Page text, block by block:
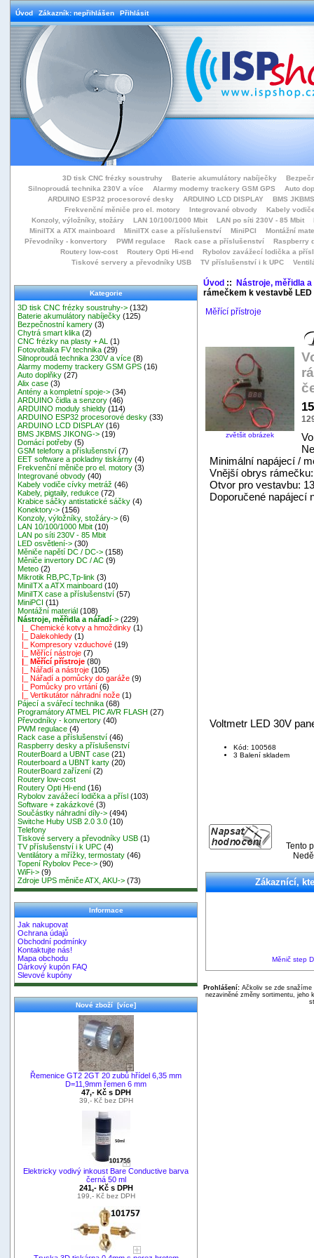
Úvod Zákazník: nepřihlášen Přihlásit
3D tisk CNC frézky soustruhy Baterie akumulátory nabíječky
Silnoproudá technika 230V a více
Alarmy modemy trackery GSM GPS
Auto
ARDUINO ESP32 procesorové desky
ARDUINO LCD DISPLAY
BMS
Frekvenční měniče pro el. motory
Integrované obvody
Kabely
Konzoly, výložníky, stožáry
LAN 10/100/1000 Mbit LAN po síti 230V - 85 Mbit
MiniITX a ATX mainboard
MiniITX case a příslušenství MiniPCI
Montážní
Převodníky - konvertory
PWM regulace Rack case a příslušenství
Raspberry
Routery low-cost
Routery Opti Hi-end
Rybolov zavážecí lodička a přísl
Tiskové servery a převodníky USB
TV příslušenství i k UPC
Kategorie
3D tisk CNC frézky soustruhy-> (132)
Baterie akumulátory nabíječky (125)
Bezpečnostní kamery (3)
Chytrá smart klika (2)
CNC frézky na plasty + AL
(1)
Fotovoltaika FV technika (29)
Silnoproudá technika 230V a více (8)
Alarmy modemy trackery GSM GPS (16)
Auto doplňky (27)
Alix case (3)
Antény a kompletní spoje-> (34)
ARDUINO čidla a senzory (46)
ARDUINO moduly shieldy (114)
ARDUINO ESP32 procesorové desky (33)
ARDUINO LCD DISPLAY (16)
BMS JKBMS JIKONG-> (19)
Domácí potřeby (5)
GSM telefony a příslušenství (7)
EET software a pokladny tiskárny (4)
Frekvenční měniče pro el. motory (3)
Integrované obvody (40)
Kabely vodiče cívky metráž (46)
Kabely, pigtaily, redukce (72)
Krabice sáčky antistatické sáčky (4)
Konektory-> (156)
Konzoly, výložníky, stožáry-> (6)
LAN 10/100/1000 Mbit (10)
LAN po síti 230V - 85 Mbit
LED osvětlení-> (30)
Měniče napětí DC / DC-> (158)
Měniče invertory DC / AC (9)
Meteo (2)
Mikrotik RB,PC,Tp-link (3)
MiniITX a ATX mainboard (10)
MiniITX case a příslušenství (57)
MiniPCI (11)
Montážní materiál (108)
Nástroje, měřidla a nářadí-> (229)
|_ Chemické kotvy a hmoždinky (1)
|_ Dalekohledy (1)
|_ Kompresory vzduchové (19)
|_ Měřící nástroje (7)
|_ Měřící přístroje (80)
|_ Nářadí a nástroje (105)
|_ Nářadí a pomůcky do garáže (9)
|_ Pomůcky pro vrtání (6)
|_ Vertikutátor náhradní nože (1)
Pájecí a svářecí technika (68)
Programátory ATMEL PIC AVR FLASH (27)
Převodníky - konvertory (40)
PWM regulace (4)
Rack case a příslušenství (46)
Raspberry desky a příslušenství
RouterBoard a UBNT case (21)
Routerboard a UBNT karty (20)
RouterBoard zařízení (2)
Routery low-cost
Routery Opti Hi-end (16)
Rybolov zavážecí lodička a přísl (103)
Software + zakázkové (3)
Součástky náhradní díly-> (494)
Switche Huby USB 2.0 3.0 (10)
Telefony
Tiskové servery a převodníky USB (1)
TV příslušenství i k UPC (4)
Ventilátory a mřížky, termostaty (46)
Topení Rybolov Pece-> (90)
WiFi-> (9)
Zdroje UPS měniče ATX, AKU-> (73)
Informace
Jak nakupovat
Ochrana údajů
Obchodní podmínky
Kontaktujte nás!
Mapa obchodu
Dárkový kupón FAQ
Slevové kupóny
Nové zboží [více]
Řemenice GT2 2GT 20 zubů hřídel 6,35 mm
D=11,9mm řemen 6 mm
47,- Kč s DPH
39,- Kč bez DPH
Elektricky vodivý inkoust Bare Conductive barva
černá 50 ml
241,- Kč s DPH
199,- Kč bez DPH
Úvod:: Nástroje, měřidla a
rámečkem k vestavbě
Měřící přístroje
zvětšit obrázek
Minimální napájecí /
Vnější obrys
Otvor pro vestavbu:
Doporučené napájecí
Voltmetr LED 30V
Kód: 100568
3 Balení skladem
Tento
Zákaznící,
Měnič step
Prohlášení:Ačkoliv se zde snažíme
nezaviněné změny sortimentu, jeho